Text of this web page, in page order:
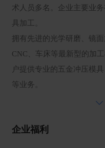
术人员多名。企业主要业
具加工。
拥有先进的光学研磨、镜
CNC、车床等最新型的加
户提供专业的五金冲压模
等业务。
目前，公司已通过国际品
针；秉着“质量，诚信，创
企业福利